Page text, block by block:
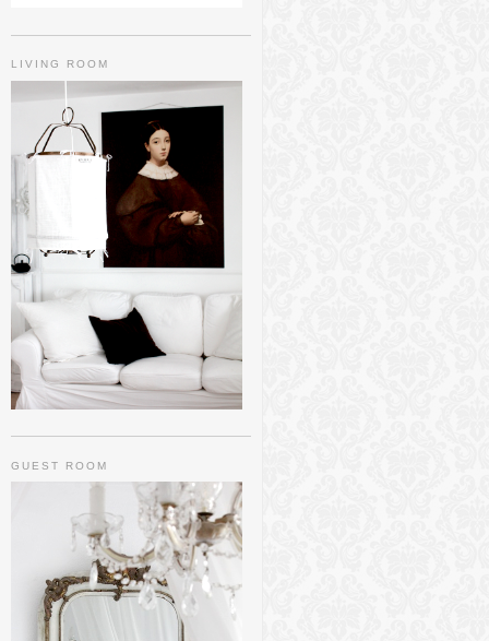
LIVING ROOM
GUEST ROOM